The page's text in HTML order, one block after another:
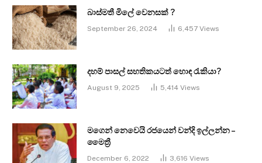
බාස්මතී මිලේ වෙනසක් ?
September 26, 2024 6,457 Views
දහම් පාසල් සහතිකයටත් හොඳ රැකියා?
August 9, 2025 5,414 Views
මගෙන් නෙවෙයි රජයෙන් වන්දි ඉල්ලන්න –
මෛත්‍රී
December 6, 2022 3,616 Views